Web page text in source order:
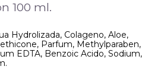
100 ml.
Hydrolizada, Colageno, Aloe,
Parfum, Methylparaben,
EDTA, Benzoic Acido, Sodium,